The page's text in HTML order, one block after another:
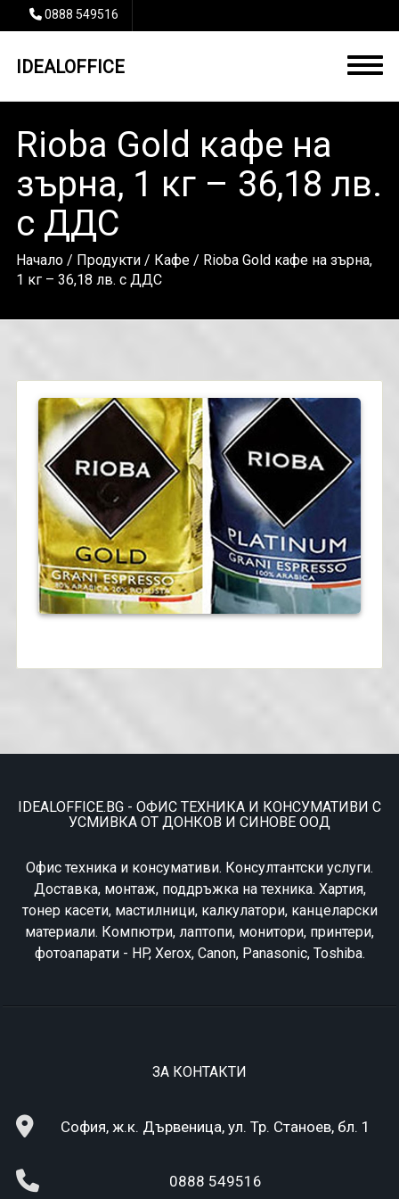
0888 549516
IDEALOFFICE
Rioba Gold кафе на
зърна, 1 кг – 36,18 лв.
с ДДС
Начало/ Продукти/ Кафе/ Rioba Gold кафе на зърна,
1 кг – 36,18 лв. с ДДС
IDEALOFFICE.BG - ОФИС ТЕХНИКА И КОНСУМАТИВИ С
УСМИВКА ОТ ДОНКОВ И СИНОВЕ ООД
Офис техника и консумативи. Консултантски услуги.
Доставка, монтаж, поддръжка на техника. Хартия,
тонер касети, мастилници, калкулатори, канцеларски
материали. Компютри, лаптопи, монитори, принтери,
фотоапарати - HP, Xerox, Canon, Panasonic, Toshiba.
ЗА КОНТАКТИ
София, ж.к. Дървеница, ул. Тр. Станоев, бл. 1
0888 549516